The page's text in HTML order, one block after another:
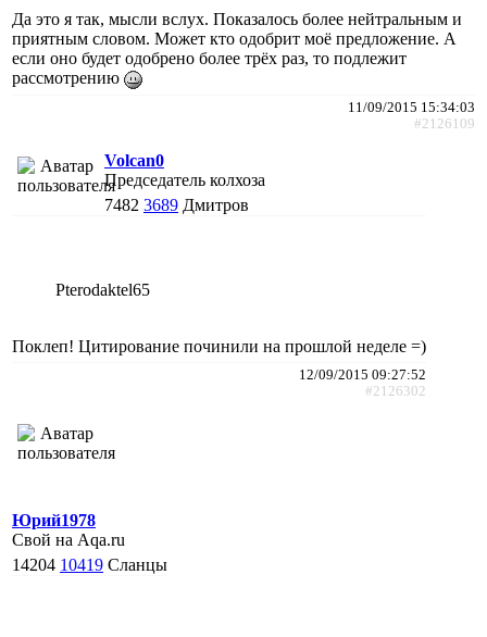
Да это я так, мысли вслух. Показалось более нейтральным и
приятным словом. Может кто одобрит моё предложение. А
если оно будет одобрено более трёх раз, то подлежит
рассмотрению
11/09/2015 15:34:03
#2126109
Volcan0
Председатель колхоза
7482 3689 Дмитров
Pterodaktel65
Поклеп! Цитирование починили на прошлой неделе =)
12/09/2015 09:27:52
#2126302
Юрий1978
Свой на Aqa.ru
14204 10419 Сланцы